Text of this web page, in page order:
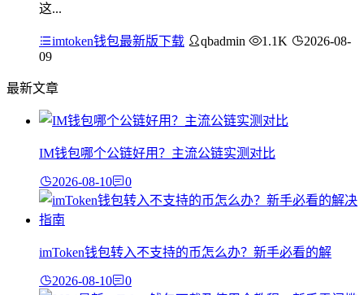
这...
imtoken钱包最新版下载 qbadmin 1.1K
2026-08-
09
最新文章
IM钱包哪个公链好用？主流公链实测对比
2026-08-10 0
imToken钱包转入不支持的币怎么办？新手必看的解
2026-08-10 0